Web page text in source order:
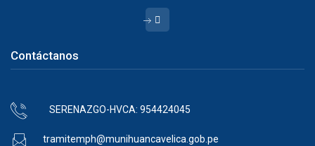
Contáctanos
SERENAZGO-HVCA: 954424045
tramitemph@munihuancavelica.gob.pe